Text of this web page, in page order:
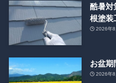
酷暑対
根塗装
2026年8
お盆期
2026年8